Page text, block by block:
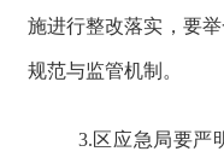
施进行整改落实，要
规范与监管机制。
3.区应急局要严